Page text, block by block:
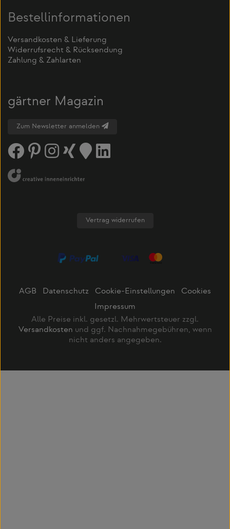
Bestellinformationen
Versandkosten & Lieferung
Widerrufsrecht & Rücksendung
Zahlung & Zahlarten
gärtner Magazin
Zum Newsletter anmelden
Vertrag widerrufen
AGB Datenschutz Cookie-Einstellungen
Cookies
Impressum
Alle Preise inkl. gesetzl. Mehrwertsteuer zzgl.
Versandkosten und ggf. Nachnahmegebühren, wenn
nicht anders angegeben.